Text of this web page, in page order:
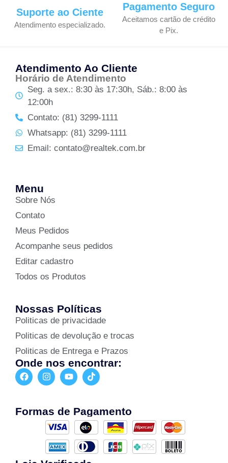
Suporte ao Ciente
Atendimento especializado.
Pagamento Seguro
Aceitamos cartão de crédito
e Pix.
Atendimento Ao Cliente
Horário de Atendimento
Seg. a sex.: 8:30 às 17:30h, Sáb.: 8:00 às
12:00h
Contato: (81) 3299-1111
Whatsapp: (81) 3299-1111
Email: contato@realtek.com.br
Menu
Sobre Nós
Contato
Meus Pedidos
Acompanhe seus pedidos
Editar cadastro
Todos os Produtos
Nossas Políticas
Politicas de privacidade
Politicas de devolução e trocas
Politicas de Entrega e Prazos
Onde nos encontrar:
Formas de Pagamento